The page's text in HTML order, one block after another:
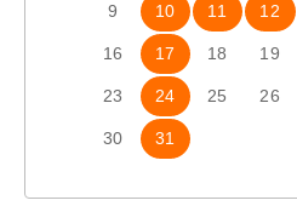
9 10 11 12
16 17 18 19
23 24 25 26
30 31